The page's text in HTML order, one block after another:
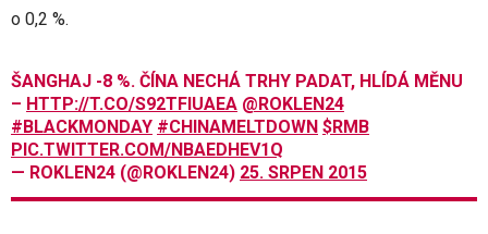
o 0,2 %.
ŠANGHAJ -8 %. ČÍNA NECHÁ TRHY PADAT, HLÍDÁ MĚNU
– HTTP://T.CO/S92TFIUAEA @ROKLEN24
#BLACKMONDAY #CHINAMELTDOWN $RMB
PIC.TWITTER.COM/NBAEDHEV1Q
— ROKLEN24 (@ROKLEN24) 25. SRPEN 2015